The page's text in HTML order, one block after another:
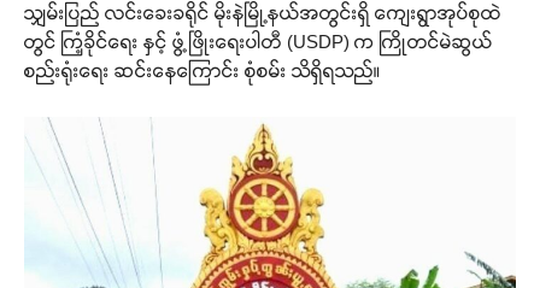
သျှမ်းပြည် လင်းခေးခရိုင် မိုးနဲမြို့နယ်အတွင်းရှိ ကျေးရွာအုပ်စုထဲ
တွင် ကြံ့ခိုင်ရေး နှင့် ဖွံ့ဖြိုးရေးပါတီ (USDP) က ကြိုတင်မဲဆွယ်
စည်းရုံးရေး ဆင်းနေကြောင်း စုံစမ်း သိရှိရသည်။